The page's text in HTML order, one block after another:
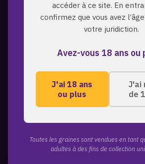
accéder à ce site. En
confirmez que vous avez
votre juridiction.
Avez-vous 18 ans ou
J'ai 18 ans
ou plus
J'ai
de
Toutes les graines sont vendues en tant
adultes à des fins de collection
ZmoothieZ propose des graines de
discrete, livraison mondiale.
LIENS RAPIDES
Toutes les graines
A propos de nous